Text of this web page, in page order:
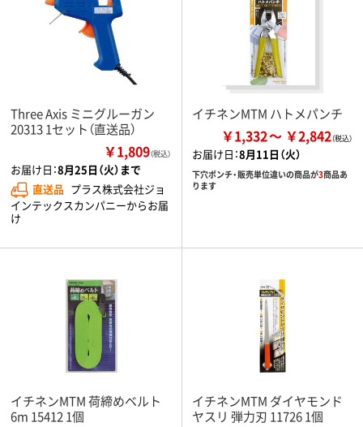
Three Axis ミニグルーガン
20313 1セット（直送品）
￥1,809（税込）
お届け日：8月25日（火）まで
直送品 プラス株式会社ジョ
インテックスカンパニーからお届
け
イチネンMTM ハトメパンチ
￥1,332 ￥2,842
お届け日：8月11日（火）
下穴ポンチ・販売単位違いの商品が3商品あ
ります
イチネンMTM 荷締めベルト
6m 15412 1個
イチネンMTM ダイヤモンド
ヤスリ 弾力刃 11726 1個